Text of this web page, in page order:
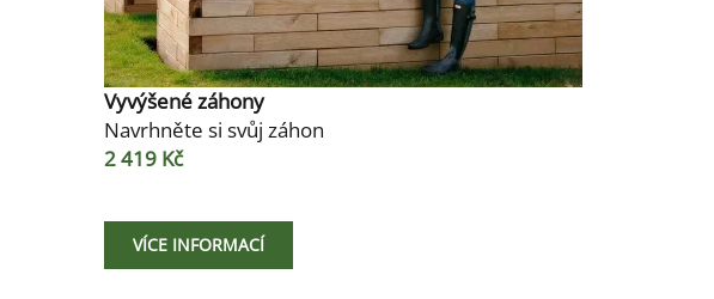
Vyvýšené záhony
Navrhněte si svůj záhon
2 419 Kč
VÍCE INFORMACÍ